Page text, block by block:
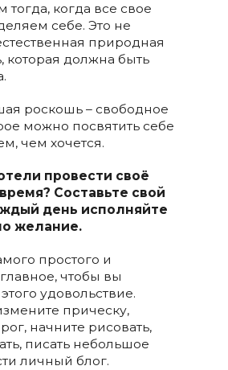
когда все свое
себе. Это не
природная
которая должна быть
роскошь – свободное
можно посвятить себе
чем хочется.
провести своё
Составьте свой
день исполняйте
желание.
простого и
чтобы вы
удовольствие.
прическу,
начните рисовать,
писать небольшое
личный блог.